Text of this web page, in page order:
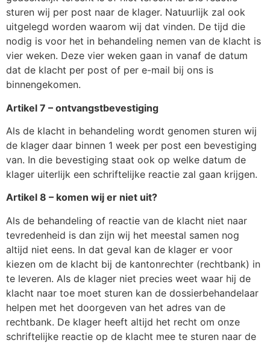
sturen wij per post naar de klager. Natuurlijk zal ook
uitgelegd worden waarom wij dat vinden. De tijd die
nodig is voor het in behandeling nemen van de klacht is
vier weken. Deze vier weken gaan in vanaf de datum
dat de klacht per post of per e-mail bij ons is
binnengekomen.
Artikel 7 – ontvangstbevestiging
Als de klacht in behandeling wordt genomen sturen wij
de klager daar binnen 1 week per post een bevestiging
van. In die bevestiging staat ook op welke datum de
klager uiterlijk een schriftelijke reactie zal gaan krijgen.
Artikel 8 – komen wij er niet uit?
Als de behandeling of reactie van de klacht niet naar
tevredenheid is dan zijn wij het meestal samen nog
altijd niet eens. In dat geval kan de klager er voor
kiezen om de klacht bij de kantonrechter (rechtbank) in
te leveren. Als de klager niet precies weet waar hij de
klacht naar toe moet sturen kan de dossierbehandelaar
helpen met het doorgeven van het adres van de
rechtbank. De klager heeft altijd het recht om onze
schriftelijke reactie op de klacht mee te sturen naar de